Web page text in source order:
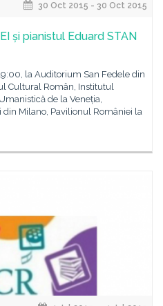
30 Oct 2015 - 30 Oct 2015
și pianistul Eduard STAN
la Auditorium San Fedele din
Cultural Român, Institutul
de la Veneția,
Milano, Pavilionul României la